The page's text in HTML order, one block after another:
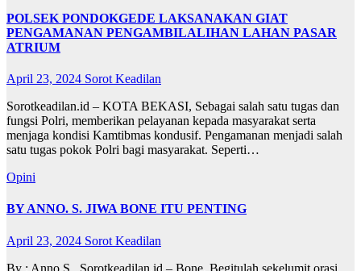
POLSEK PONDOKGEDE LAKSANAKAN GIAT
PENGAMANAN PENGAMBILALIHAN LAHAN PASAR
ATRIUM
April 23, 2024 Sorot Keadilan
Sorotkeadilan.id – KOTA BEKASI, Sebagai salah satu tugas dan
fungsi Polri, memberikan pelayanan kepada masyarakat serta
menjaga kondisi Kamtibmas kondusif. Pengamanan menjadi salah
satu tugas pokok Polri bagi masyarakat. Seperti…
Opini
BY ANNO. S. JIWA BONE ITU PENTING
April 23, 2024 Sorot Keadilan
By : Anno S_ Sorotkeadilan.id – Bone, Begitulah sekelumit orasi